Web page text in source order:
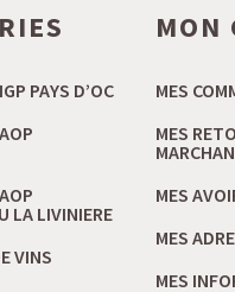
PAYS D’OC
LA LIVINIERE
VINS
MON
MES
MES
MES
MES
MES